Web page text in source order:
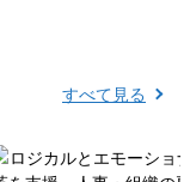
すべて見る